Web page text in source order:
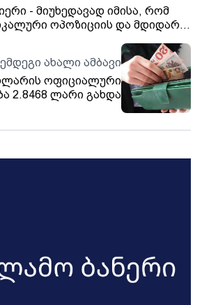
- მიუხედავად იმისა, რომ
ოპოზიციის და მდიდარი
ვერ გაექცევიან
იმ მძიმე და
ძალადობის გამო,
ამ დღეებში ვხედავდით
ახალი ამბავი
ოფიციალური
2.8468 ლარი გახდა